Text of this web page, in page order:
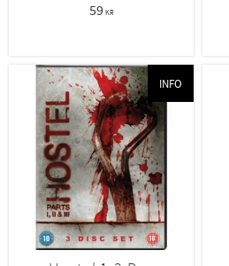
59KR
INFO